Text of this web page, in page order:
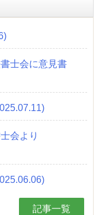
士会に意見書
会より
記事一覧